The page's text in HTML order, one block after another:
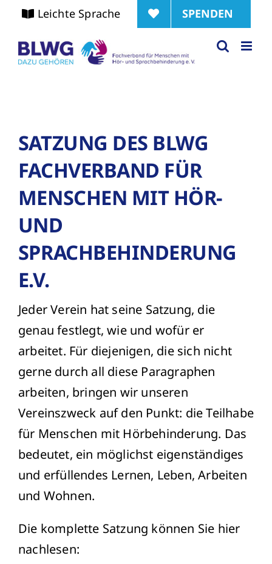
Zum
springen
Leichte Sprache SPENDEN
SATZUNG DES BLWG
FACHVERBAND FÜR
MENSCHEN MIT HÖR-
UND
SPRACHBEHINDERUNG
E.V.
Jeder Verein hat seine Satzung, die
genau festlegt, wie und wofür er
arbeitet. Für diejenigen, die sich nicht
gerne durch all diese Paragraphen
arbeiten, bringen wir unseren
Vereinszweck auf den Punkt: die Teilhabe
für Menschen mit Hörbehinderung. Das
bedeutet, ein möglichst eigenständiges
und erfüllendes Lernen, Leben, Arbeiten
und Wohnen.
Die komplette Satzung können Sie hier
nachlesen: